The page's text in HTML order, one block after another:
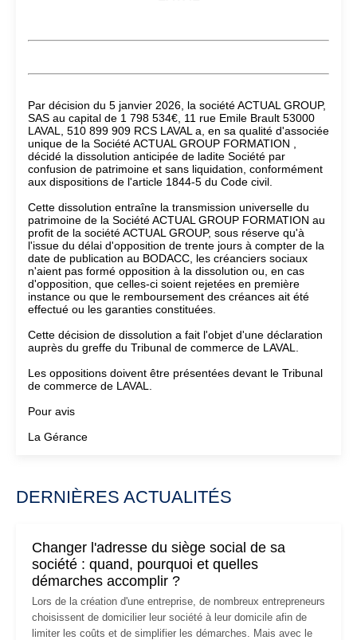
Par décision du 5 janvier 2026, la société ACTUAL GROUP,
SAS au capital de 1 798 534€, 11 rue Emile Brault 53000
LAVAL, 510 899 909 RCS LAVAL a, en sa qualité d'associée
unique de la Société ACTUAL GROUP FORMATION ,
décidé la dissolution anticipée de ladite Société par
confusion de patrimoine et sans liquidation, conformément
aux dispositions de l'article 1844-5 du Code civil.
Cette dissolution entraîne la transmission universelle du
patrimoine de la Société ACTUAL GROUP FORMATION au
profit de la société ACTUAL GROUP, sous réserve qu'à
l'issue du délai d'opposition de trente jours à compter de la
date de publication au BODACC, les créanciers sociaux
n'aient pas formé opposition à la dissolution ou, en cas
d'opposition, que celles-ci soient rejetées en première
instance ou que le remboursement des créances ait été
effectué ou les garanties constituées.
Cette décision de dissolution a fait l'objet d'une déclaration
auprès du greffe du Tribunal de commerce de LAVAL.
Les oppositions doivent être présentées devant le Tribunal
de commerce de LAVAL.
Pour avis
La Gérance
DERNIÈRES ACTUALITÉS
Changer l'adresse du siège social de sa
société : quand, pourquoi et quelles
démarches accomplir ?
Lors de la création d'une entreprise, de nombreux entrepreneurs
choisissent de domicilier leur société à leur domicile afin de
limiter les coûts et de simplifier les démarches. Mais avec le